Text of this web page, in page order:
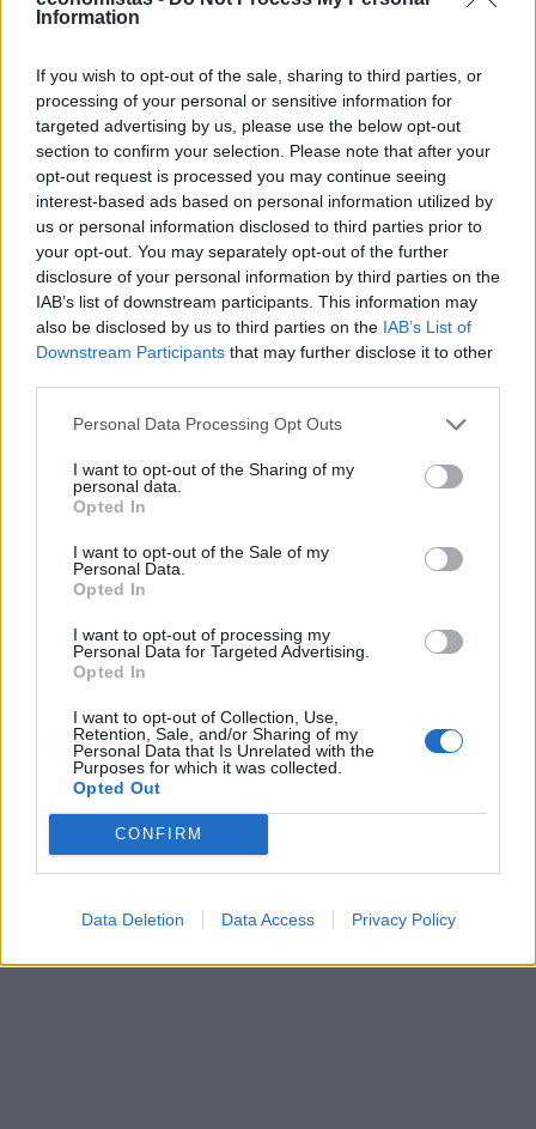
Information
If you wish to opt-out of the sale, sharing to third parties, or
processing of your personal or sensitive information for
targeted advertising by us, please use the below opt-out
section to confirm your selection. Please note that after your
opt-out request is processed you may continue seeing
interest-based ads based on personal information utilized by
us or personal information disclosed to third parties prior to
your opt-out. You may separately opt-out of the further
disclosure of your personal information by third parties on the
IAB’s list of downstream participants. This information may
also be disclosed by us to third parties on the IAB’s List of
Downstream Participants that may further disclose it to other
Personal Data Processing Opt Outs
I want to opt-out of the Sharing of my
personal data.
Opted In
I want to opt-out of the Sale of my
Personal Data.
Opted In
I want to opt-out of processing my
Personal Data for Targeted Advertising.
Opted In
I want to opt-out of Collection, Use,
Retention, Sale, and/or Sharing of my
Personal Data that Is Unrelated with the
Purposes for which it was collected.
Opted Out
CONFIRM
Data Deletion Data Access Privacy Policy
ΡΟΗ ΕΙΔΗΣΕΩΝ
Casio: Το νέο G-SHOCK Pokémon για τα 30
χρόνια του franchise
15:24
Δεκαπενταύγουστος 2026: Πόσο θα πληρωθούν
όσοι εργάζονται
14:54
Οι 7 προτεραιότητες για την ενίσχυση της
βιομηχανίας – Ενεργειακή στήριξη 700 εκατ.
Κ. Χατζηδάκης για καλώδιο Ελλάδας - Κύπρου:
14:01
Ποια αεροπορική χρεώνει πλέον και τη βαλίτσα
στο ντουλαπάκι
13:45
Γιατί κάποιοι φακοί έχουν μπλε φως; Οι χρήσεις
που πιθανότατα δεν γνωρίζατε
13:10
Τι παθαίνει ο εγκέφαλος στο διάστημα και γιατί
ανησυχούν οι επιστήμονες
αναμένονται τα προσωρινά αποτελέσματα για τα
11:50